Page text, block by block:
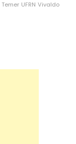
Temer UFRN Vivaldo